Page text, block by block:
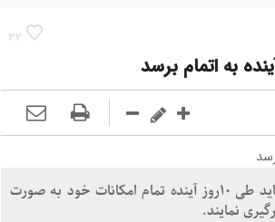
32
استاندار ایلام گفت: دستگاه های ذی ربط در حوزه مدیریت سیلاب باید طی 10روز آینده تمام امکانات خود به صورت
نمایند.